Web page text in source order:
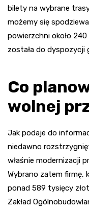
bilety na wybrane
możemy się
powierzchni około
została do dyspozycji
Co
wolnej
Jak podaje do
niedawno
właśnie modernizacji
Wybrano zatem firmę,
ponad 589 tysięcy
Zakład